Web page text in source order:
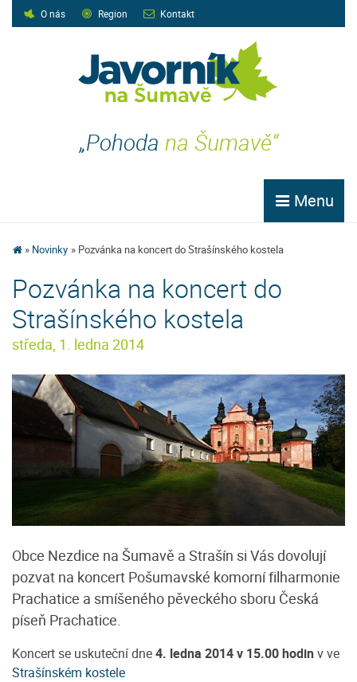
O nás Region Kontakt
„Pohoda na Šumavě“
Menu
Novinky Pozvánka na koncert do Strašínského kostela
Pozvánka na koncert do
Strašínského kostela
středa, 1. ledna 2014
Obce Nezdice na Šumavě a Strašín si Vás dovolují
pozvat na koncert Pošumavské komorní filharmonie
Prachatice a smíšeného pěveckého sboru Česká
píseň Prachatice.
Koncert se uskuteční dne4. ledna 2014 v 15.00 hodinv ve
Strašínském kostele